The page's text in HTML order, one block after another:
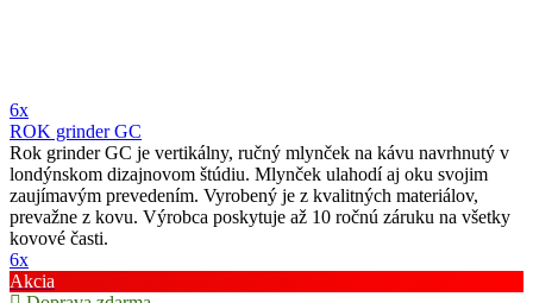
6x
ROK grinder GC
Rok grinder GC je vertikálny, ručný mlynček na kávu navrhnutý v
londýnskom dizajnovom štúdiu. Mlynček ulahodí aj oku svojim
zaujímavým prevedením. Vyrobený je z kvalitných materiálov,
prevažne z kovu. Výrobca poskytuje až 10 ročnú záruku na všetky
kovové časti.
6x
Akcia